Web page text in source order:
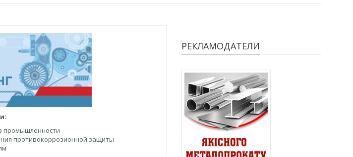
промышленности
противокоррозионной защиты
РЕКЛАМОДАТЕЛИ